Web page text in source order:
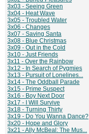
3x03 - Seeing Green
3x04 - Heat Wave
3x05 - Troubled Water
3x06 - Changes
3x07 - Saving Santa
3x08 - Blue Christmas
3x09 - Out in the Cold
3x10 - Just Friends
3x11 - Over the Rainbow
3x12 - In Search of Pygmies
3x13 - Pursuit of Lonelines...
3x14 - The Oddball Parade
3x15 - Prime Suspect
3x16 - Boy Next Door
3x17 - I Will Survive
3x18 - Turning Thirty
3x19 - Do You Wanna Dance?
3x20 - Hope and Glory
3x21 - Ally McBeal: The Mus...